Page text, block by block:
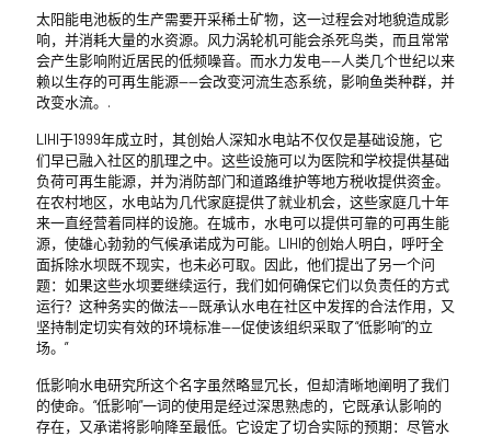
太阳能电池板的生产需要开采稀土矿物，这一过程会对地貌造成影
响，并消耗大量的水资源。风力涡轮机可能会杀死鸟类，而且常常
会产生影响附近居民的低频噪音。而水力发电——人类几个世纪以来
赖以生存的可再生能源——会改变河流生态系统，影响鱼类种群，并
改变水流。.
LIHI于1999年成立时，其创始人深知水电站不仅仅是基础设施，它
们早已融入社区的肌理之中。这些设施可以为医院和学校提供基础
负荷可再生能源，并为消防部门和道路维护等地方税收提供资金。
在农村地区，水电站为几代家庭提供了就业机会，这些家庭几十年
来一直经营着同样的设施。在城市，水电可以提供可靠的可再生能
源，使雄心勃勃的气候承诺成为可能。LIHI的创始人明白，呼吁全
面拆除水坝既不现实，也未必可取。因此，他们提出了另一个问
题：如果这些水坝要继续运行，我们如何确保它们以负责任的方式
运行？这种务实的做法——既承认水电在社区中发挥的合法作用，又
坚持制定切实有效的环境标准——促使该组织采取了“低影响”的立
场。”
低影响水电研究所这个名字虽然略显冗长，但却清晰地阐明了我们
的使命。“低影响”一词的使用是经过深思熟虑的，它既承认影响的
存在，又承诺将影响降至最低。它设定了切合实际的预期：尽管水